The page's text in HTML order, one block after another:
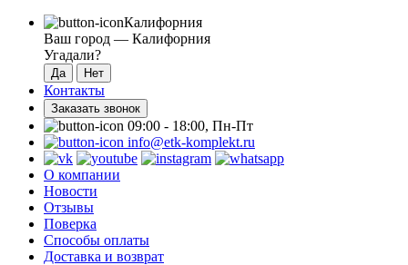
Калифорния
Ваш город — Калифорния
Угадали?
Контакты
Заказать звонок
09:00 - 18:00, Пн-Пт
info@etk-komplekt.ru
О компании
Новости
Отзывы
Поверка
Способы оплаты
Доставка и возврат